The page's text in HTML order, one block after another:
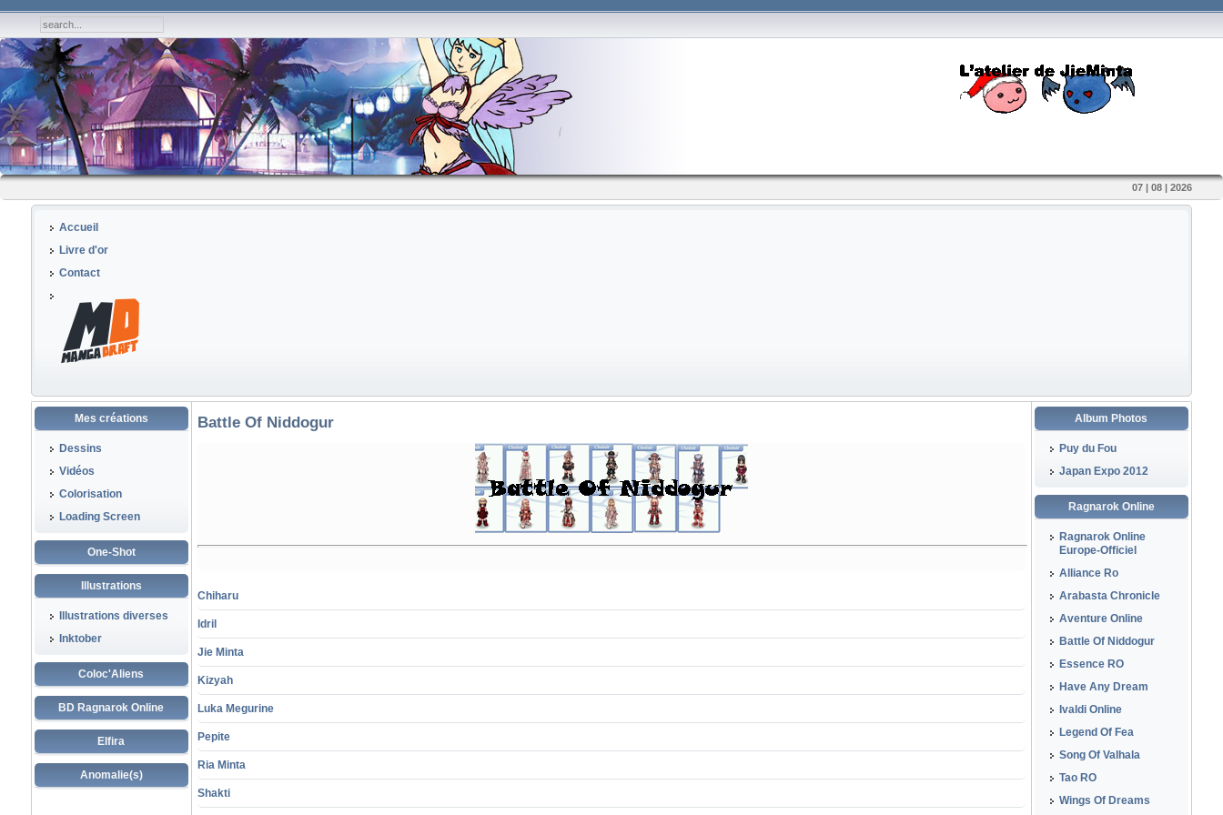
07 | 08 | 2026
Accueil
Livre d'or
Contact
Mes créations
Dessins
Vidéos
Colorisation
Loading Screen
One-Shot
Illustrations
Illustrations diverses
Inktober
Coloc'Aliens
BD Ragnarok Online
Elfira
Anomalie(s)
Battle Of Niddogur
Chiharu
Idril
Jie Minta
Kizyah
Luka Megurine
Pepite
Ria Minta
Shakti
Album Photos
Puy du Fou
Japan Expo 2012
Ragnarok Online
Ragnarok Online
Europe-Officiel
Alliance Ro
Arabasta Chronicle
Aventure Online
Battle Of Niddogur
Essence RO
Have Any Dream
Ivaldi Online
Legend Of Fea
Song Of Valhala
Tao RO
Wings Of Dreams